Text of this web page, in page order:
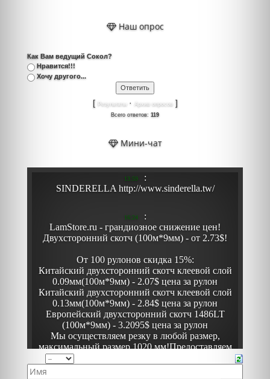
Наш опрос
Как Вам ведущий Сокол?
Нравится!!!
Хочу другого...
[ Результаты · Архив опросов]
Всего ответов: 119
Мини-чат